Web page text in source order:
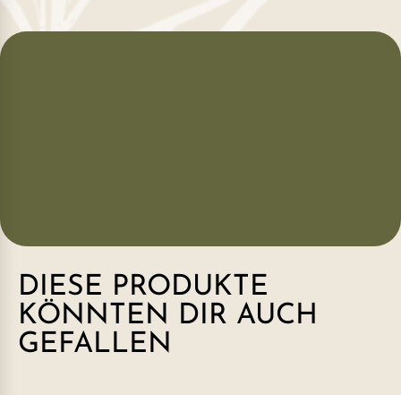
DIESE PRODUKTE
KÖNNTEN DIR AUCH
GEFALLEN